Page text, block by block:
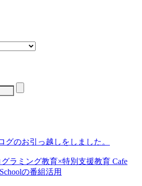
グのお引っ越しをしました。
グラミング教育×特別支援教育 Cafe
の番組活用